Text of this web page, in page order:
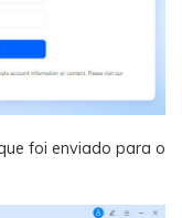
foi enviado para o